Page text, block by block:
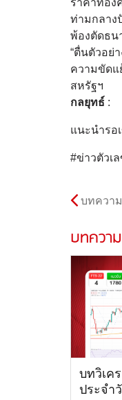
ราคาทอง
ท่ามกลาง
พ้องตัดธน
“ตื่นตัวอย่
ความขัดแ
สหรัฐฯ
กลยุทธ์ :
แนะนำรอ
#ข่าวตัวเ
บทควา
บทควา
บทวิเค
ประจำ